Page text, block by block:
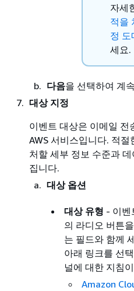
자세
적을
정 도
세요.
다음을 선택하여 계
대상 지정
이벤트 대상은 이메일 전
AWS 서비스입니다. 적
처할 세부 정보 수준과
집니다.
대상 옵션
대상 유형 - 이벤
의 라디오 버튼
는 필드와 함께
아래 링크를 선
널에 대한 지침
Amazon